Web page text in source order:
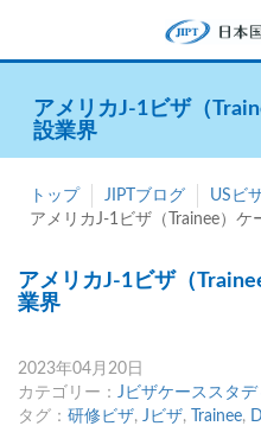
アメリカJ-1ビザ（
設業界
トップ JIPTブログ USビ
アメリカJ-1ビザ（Trainee）
アメリカJ-1ビザ（
業界
2023年04月20日
カテゴリー： Jビザケーススタデ
タグ： 研修ビザ, Jビザ, Trainee,